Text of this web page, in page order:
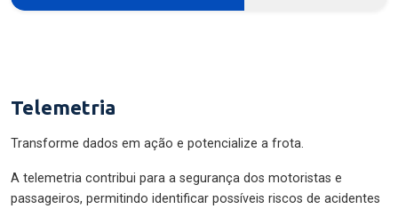
Telemetria
Transforme dados em ação e potencialize a frota.
A telemetria contribui para a segurança dos motoristas e
passageiros, permitindo identificar possíveis riscos de acidentes